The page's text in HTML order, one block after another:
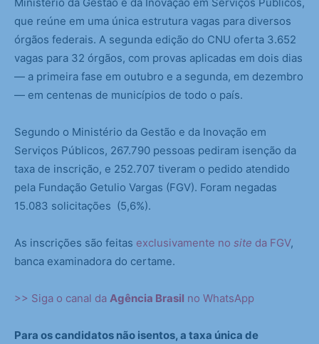
Ministério da Gestão e da Inovação em Serviços Públicos,
que reúne em uma única estrutura vagas para diversos
órgãos federais. A segunda edição do CNU oferta 3.652
vagas para 32 órgãos, com provas aplicadas em dois dias
— a primeira fase em outubro e a segunda, em dezembro
— em centenas de municípios de todo o país.
Segundo o Ministério da Gestão e da Inovação em
Serviços Públicos, 267.790 pessoas pediram isenção da
taxa de inscrição, e 252.707 tiveram o pedido atendido
pela Fundação Getulio Vargas (FGV). Foram negadas
15.083 solicitações (5,6%).
As inscrições são feitas exclusivamente no site da FGV,
banca examinadora do certame.
>> Siga o canal da Agência Brasil no WhatsApp
Para os candidatos não isentos, a taxa única de